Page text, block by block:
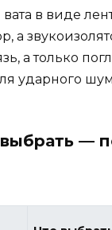
в виде
а
а только
ударного
—